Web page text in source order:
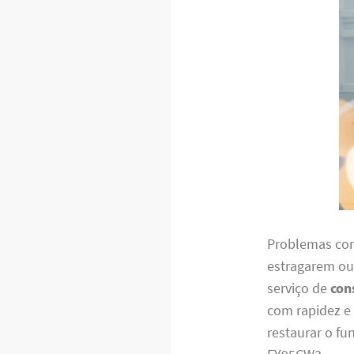
Problemas
estragarem
serviço de
com rapidez
restaurar o